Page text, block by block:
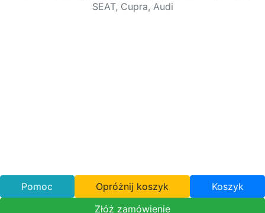
SEAT, Cupra, Audi
Pomoc Opróżnij koszyk
Koszyk
Złóż zamówienie